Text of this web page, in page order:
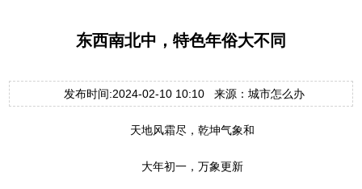
东西南北中，特色年俗大不同
发布时间:2024-02-10 10:10 来源：城市怎么办
天地风霜尽，乾坤气象和
大年初一，万象更新